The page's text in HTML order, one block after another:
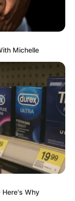
Michelle
Here's Why